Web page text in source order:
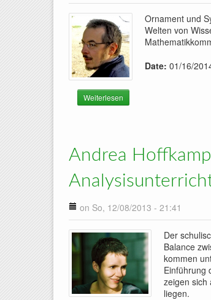
Ornament und
Welten von
Date: 01/16/
Weiterlesen
Andrea
on So, 12/08/2013 - 21:41
Der
Balance
kommen
Einführung
zeigen sich
liegen.